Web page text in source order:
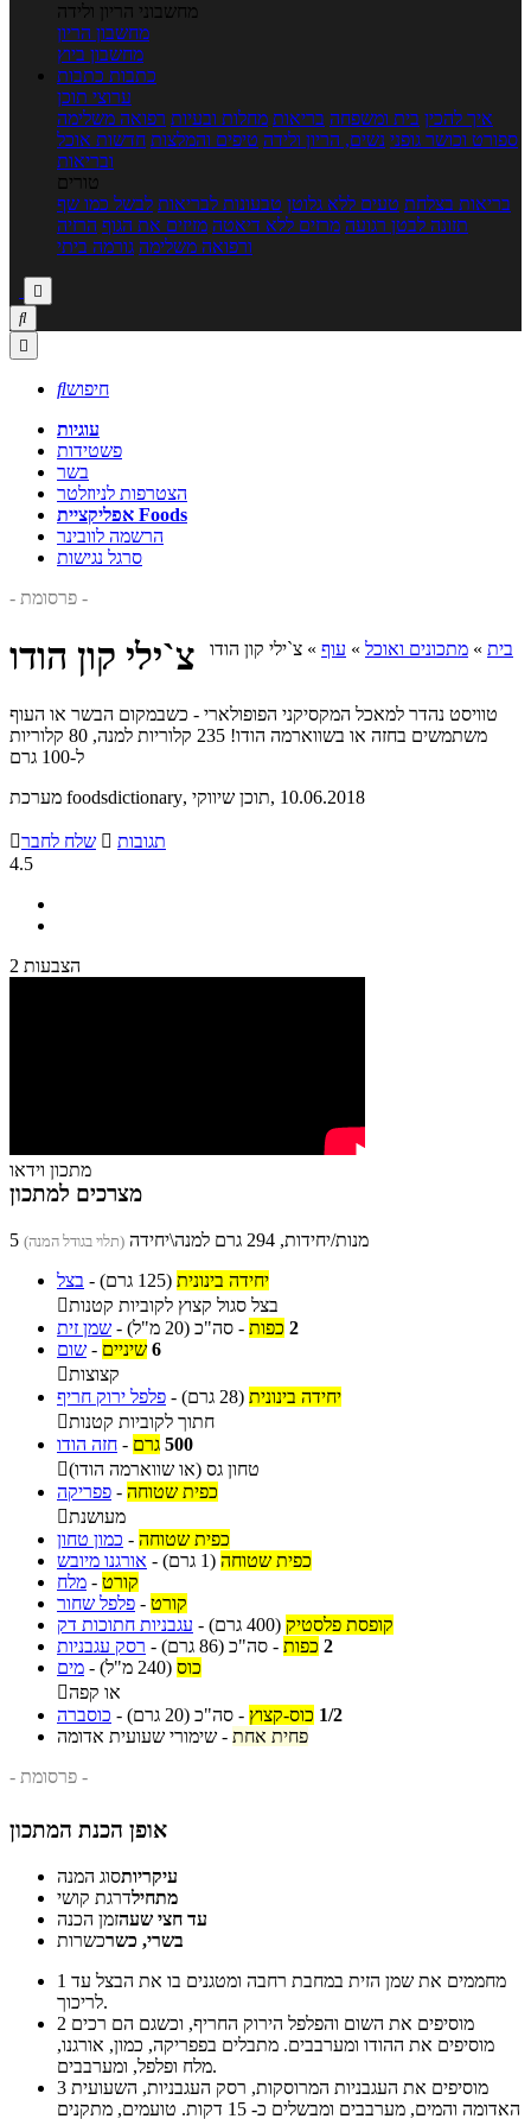
מחשבוני הריון ולידה
מחשבון הריון
מחשבון ביוץ
כתבות כתבות
ערוצי תוכן
איך להכין בית ומשפחה בריאות מחלות ובעיות רפואה משלימה
ספורט וכושר גופני נשים, הריון ולידה טיפים והמלצות חדשות אוכל
ובריאות
טורים
בריאות בצלחת טעים ללא גלוטן טבעונות לבריאות לבשל כמו שף
תזונה לבטן רגועה מרזים ללא דיאטה מזיזים את הגוף הרזיה
ורפואה משלימה גורמה ביתי



חיפוש
עוגיות
פשטידות
בשר
הצטרפות לניוזלטר
אפליקציית Foods
הרשמה לוובינר
סרגל נגישות
- פרסומת -
בית » מתכונים ואוכל » עוף » צ`ילי קון הודו צ`ילי קון הודו
טוויסט נהדר למאכל המקסיקני הפופולארי - כשבמקום הבשר או העוף
משתמשים בחזה או בשווארמה הודו! 235 קלוריות למנה, 80 קלוריות
ל-100 גרם
מערכת foodsdictionary , תוכן שיווקי, 10.06.2018
שלח לחבר  תגובות
4.5
2 הצבעות
מתכון וידאו
מצרכים למתכון
5 מנות/יחידות, 294 גרם למנה\יחידה (תלוי בגודל המנה)
בצל - יחידה בינונית (125 גרם)
בצל סגול קצוץ לקוביות קטנות
שמן זית - 2 כפות - סה"כ (20 מ"ל)
שום - 6 שיניים
קצוצות
פלפל ירוק חריף - יחידה בינונית (28 גרם)
חתוך לקוביות קטנות
חזה הודו - 500 גרם
טחון גס (או שווארמה הודו)
פפריקה - כפית שטוחה
מעושנת
כמון טחון - כפית שטוחה
אורגנו מיובש - כפית שטוחה (1 גרם)
מלח - קורט
פלפל שחור - קורט
עגבניות חתוכות דק - קופסת פלסטיק (400 גרם)
רסק עגבניות - 2 כפות - סה"כ (86 גרם)
מים - כוס (240 מ"ל)
או קפה
כוסברה - 1/2 כוס-קצוץ - סה"כ (20 גרם)
שימורי שעועית אדומה - פחית אחת
- פרסומת -
אופן הכנת המתכון
עיקריותסוג המנה
מתחילדרגת קושי
עד חצי שעהזמן הכנה
בשרי, כשרכשרות
1
לריכוך.
2
מוסיפים את ההודו ומערבבים. מתבלים בפפריקה, כמון, אורגנו,
מלח ופלפל, ומערבבים.
3
האדומה והמים, מערבבים ומבשלים כ- 15 דקות. טועמים, מתקנים